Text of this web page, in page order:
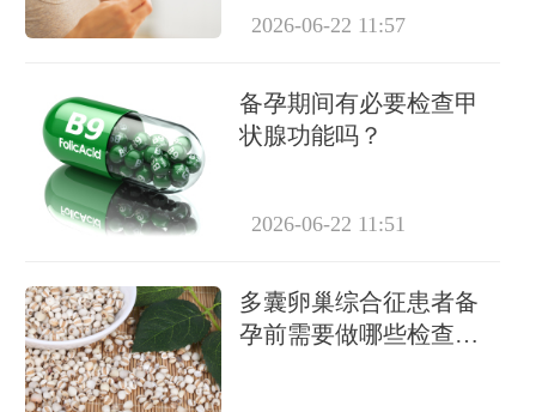
2026-06-22 11:57
备孕期间有必要检查甲
状腺功能吗？
2026-06-22 11:51
多囊卵巢综合征患者备
孕前需要做哪些检查项